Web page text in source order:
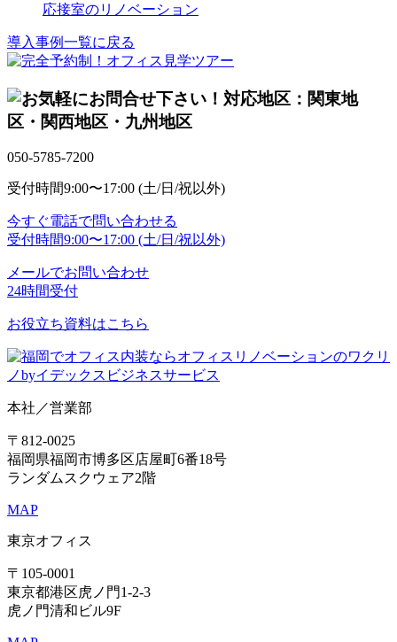
応接室のリノベーション
導入事例一覧に戻る
対応地区：関東地
区・関西地区・九州地区
050-5785-7200
受付時間9:00〜17:00 (土/日/祝以外)
今すぐ電話で問い合わせる
受付時間9:00〜17:00 (土/日/祝以外)
メールでお問い合わせ
24時間受付
お役立ち資料はこちら
本社／営業部
〒812-0025
福岡県福岡市博多区店屋町6番18号
ランダムスクウェア2階
MAP
東京オフィス
〒105-0001
東京都港区虎ノ門1-2-3
虎ノ門清和ビル9F